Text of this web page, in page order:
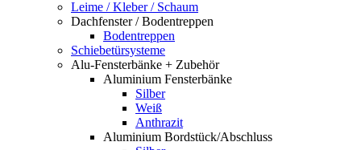
Leime / Kleber / Schaum
Dachfenster / Bodentreppen
Bodentreppen
Schiebetürsysteme
Alu-Fensterbänke + Zubehör
Aluminium Fensterbänke
Silber
Weiß
Anthrazit
Aluminium Bordstück/Abschluss